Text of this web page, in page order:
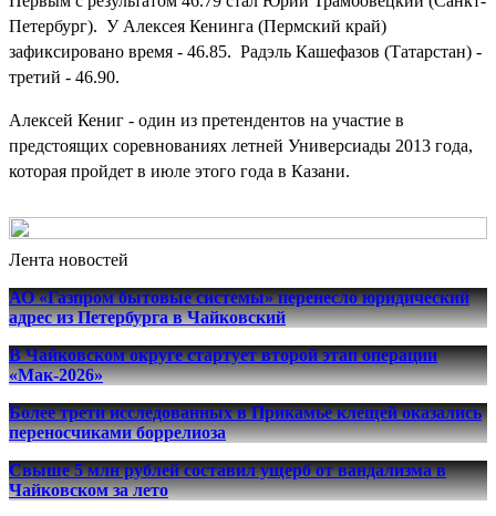
Петербург). У Алексея Кенинга (Пермский край)
зафиксировано время - 46.85. Радэль Кашефазов (Татарстан) -
третий - 46.90.
Алексей Кениг - один из претендентов на участие в
предстоящих соревнованиях летней Универсиады 2013 года,
которая пройдет в июле этого года в Казани.
Лента новостей
АО «Газпром бытовые системы» перенесло юридический
адрес из Петербурга в Чайковский
В Чайковском округе стартует второй этап операции
«Мак-2026»
Более трети исследованных в Прикамье клещей оказались
переносчиками боррелиоза
Свыше 5 млн рублей составил ущерб от вандализма в
Чайковском за лето